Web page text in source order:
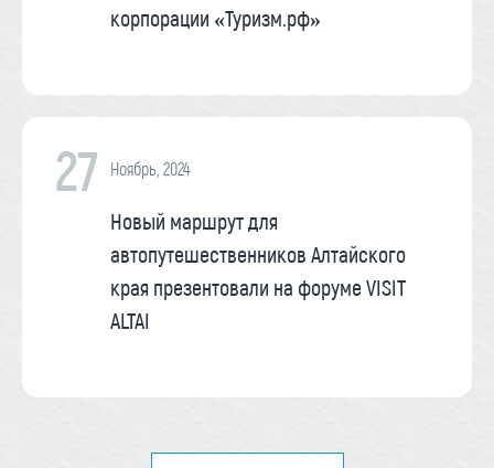
корпорации «Туризм.рф»
27 Ноябрь, 2024
Новый маршрут для
автопутешественников Алтайского
края презентовали на форуме VISIT
ALTAI